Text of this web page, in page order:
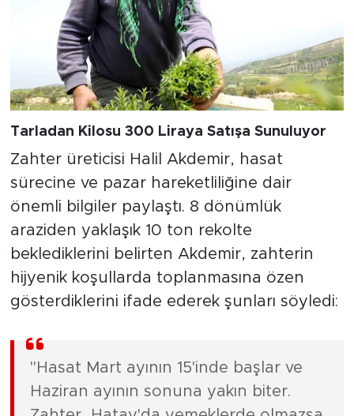
Tarladan Kilosu 300 Liraya Satışa Sunuluyor
Zahter üreticisi Halil Akdemir, hasat
sürecine ve pazar hareketliliğine dair
önemli bilgiler paylaştı. 8 dönümlük
araziden yaklaşık 10 ton rekolte
beklediklerini belirten Akdemir, zahterin
hijyenik koşullarda toplanmasına özen
gösterdiklerini ifade ederek şunları söyledi:
"Hasat Mart ayının 15'inde başlar ve
Haziran ayının sonuna yakın biter.